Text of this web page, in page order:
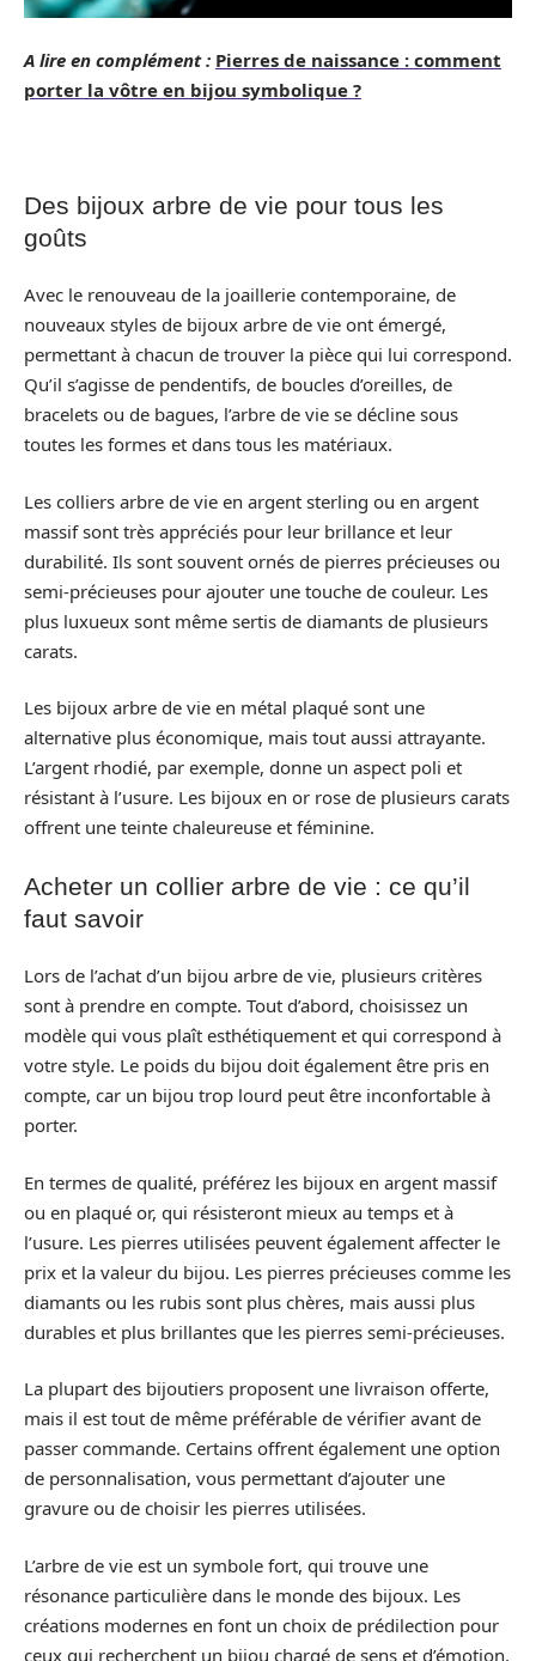
A lire en complément : Pierres de naissance : comment
porter la vôtre en bijou symbolique ?
Des bijoux arbre de vie pour tous les
goûts
Avec le renouveau de la joaillerie contemporaine, de
nouveaux styles de bijoux arbre de vie ont émergé,
permettant à chacun de trouver la pièce qui lui correspond.
Qu’il s’agisse de pendentifs, de boucles d’oreilles, de
bracelets ou de bagues, l’arbre de vie se décline sous
toutes les formes et dans tous les matériaux.
Les colliers arbre de vie en argent sterling ou en argent
massif sont très appréciés pour leur brillance et leur
durabilité. Ils sont souvent ornés de pierres précieuses ou
semi-précieuses pour ajouter une touche de couleur. Les
plus luxueux sont même sertis de diamants de plusieurs
carats.
Les bijoux arbre de vie en métal plaqué sont une
alternative plus économique, mais tout aussi attrayante.
L’argent rhodié, par exemple, donne un aspect poli et
résistant à l’usure. Les bijoux en or rose de plusieurs carats
offrent une teinte chaleureuse et féminine.
Acheter un collier arbre de vie : ce qu’il
faut savoir
Lors de l’achat d’un bijou arbre de vie, plusieurs critères
sont à prendre en compte. Tout d’abord, choisissez un
modèle qui vous plaît esthétiquement et qui correspond à
votre style. Le poids du bijou doit également être pris en
compte, car un bijou trop lourd peut être inconfortable à
porter.
En termes de qualité, préférez les bijoux en argent massif
ou en plaqué or, qui résisteront mieux au temps et à
l’usure. Les pierres utilisées peuvent également affecter le
prix et la valeur du bijou. Les pierres précieuses comme les
diamants ou les rubis sont plus chères, mais aussi plus
durables et plus brillantes que les pierres semi-précieuses.
La plupart des bijoutiers proposent une livraison offerte,
mais il est tout de même préférable de vérifier avant de
passer commande. Certains offrent également une option
de personnalisation, vous permettant d’ajouter une
gravure ou de choisir les pierres utilisées.
L’arbre de vie est un symbole fort, qui trouve une
résonance particulière dans le monde des bijoux. Les
créations modernes en font un choix de prédilection pour
ceux qui recherchent un bijou chargé de sens et d’émotion,